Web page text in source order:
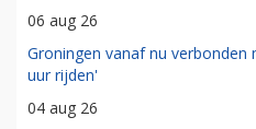
06 aug 26
Groningen vanaf nu verbonden
uur rijden'
04 aug 26